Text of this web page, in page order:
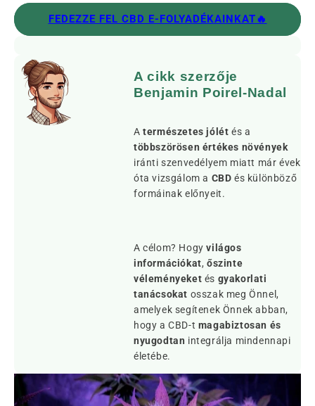
FEDEZZE FEL CBD E-FOLYADÉKAINKAT🔥
A cikk szerzője
Benjamin Poirel-Nadal
Atermészetes jólét és a
többszörösen értékes növények
iránti szenvedélyem miatt már évek
óta vizsgálom a CBD és különböző
formáinak előnyeit.
A célom? Hogyvilágos
információkat,őszinte
véleményeket és gyakorlati
tanácsokat osszak meg Önnel,
amelyek segítenek Önnek abban,
hogy a CBD-t magabiztosan és
nyugodtan integrálja mindennapi
életébe.